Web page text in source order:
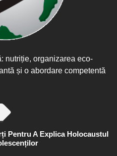
nutriție, organizarea eco-
și o abordare competentă
Pentru A Explica Holocaustul